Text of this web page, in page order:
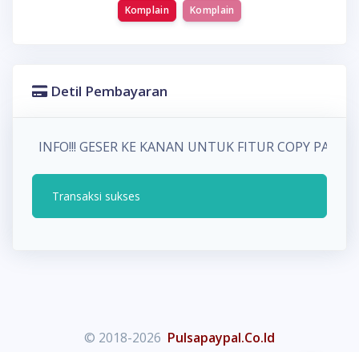
Komplain Komplain
Detil Pembayaran
INFO!!! GESER KE KANAN UNTUK FITUR COPY
Transaksi sukses
© 2018-2026 Pulsapaypal.Co.Id